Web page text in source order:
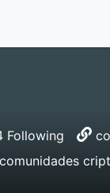
Following